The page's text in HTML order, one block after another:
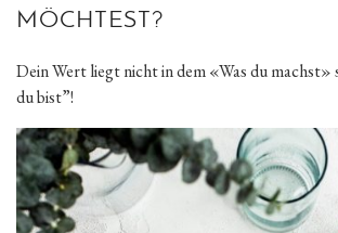
MÖCHTEST?
Dein Wert liegt nicht in dem «Was du machst»
du bist”!